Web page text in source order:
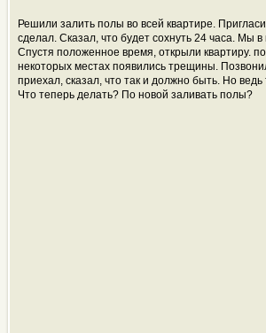
Решили залить полы во всей квартире.
сделал. Сказал, что будет сохнуть 24 часа. Мы в
Спустя положенное время, открыли квартиру.
некоторых местах появились трещины.
приехал, сказал, что так и должно быть. Но
Что теперь делать? По новой заливать полы?